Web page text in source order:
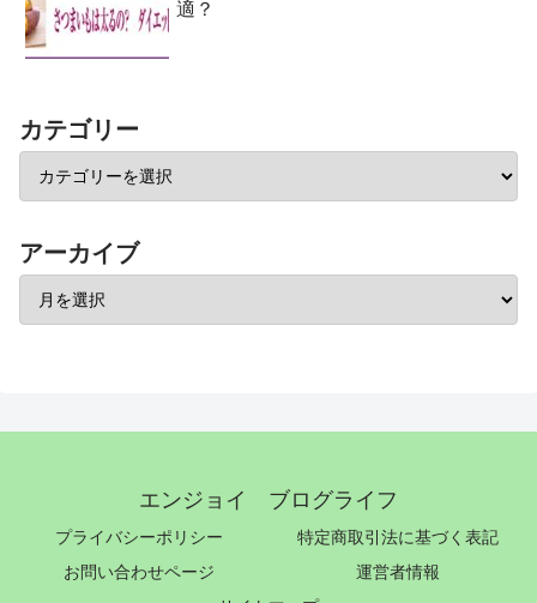
適？
カテゴリー
アーカイブ
エンジョイ ブログライフ
プライバシーポリシー
特定商取引法に基づく表記
お問い合わせページ
運営者情報